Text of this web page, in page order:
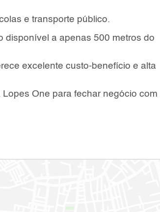
e transporte público.
disponível a apenas 500 metros do
excelente custo-benefício e alta
One para fechar negócio com